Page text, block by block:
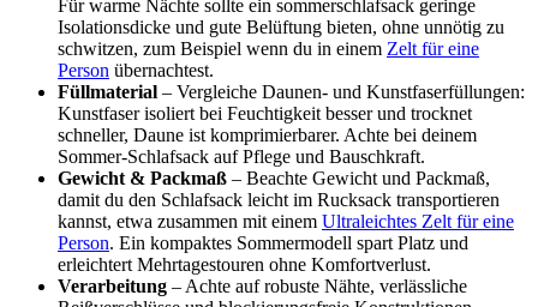
Für warme Nächte sollte ein sommerschlafsack geringe
Isolationsdicke und gute Belüftung bieten, ohne unnötig zu
schwitzen, zum Beispiel wenn du in einem Zelt für eine
Person übernachtest.
Füllmaterial – Vergleiche Daunen- und Kunstfaserfüllungen:
Kunstfaser isoliert bei Feuchtigkeit besser und trocknet
schneller, Daune ist komprimierbarer. Achte bei deinem
Sommer-Schlafsack auf Pflege und Bauschkraft.
Gewicht & Packmaß – Beachte Gewicht und Packmaß,
damit du den Schlafsack leicht im Rucksack transportieren
kannst, etwa zusammen mit einem Ultraleichtes Zelt für eine
Person. Ein kompaktes Sommermodell spart Platz und
erleichtert Mehrtagestouren ohne Komfortverlust.
Verarbeitung – Achte auf robuste Nähte, verlässliche